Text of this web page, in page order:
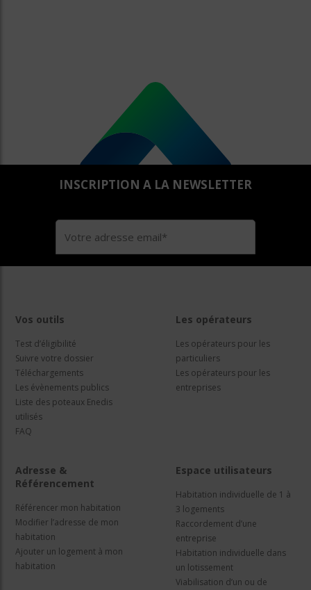
INSCRIPTION A LA NEWSLETTER
Vos outils
Test d’éligibilité
Suivre votre dossier
Téléchargements
Les évènements publics
Liste des poteaux Enedis
utilisés
FAQ
Les opérateurs
Les opérateurs pour les
particuliers
Les opérateurs pour les
entreprises
Adresse &
Référencement
Référencer mon habitation
Modifier l’adresse de mon
habitation
Ajouter un logement à mon
habitation
Espace utilisateurs
Habitation individuelle de 1 à
3 logements
Raccordement d’une
entreprise
Habitation individuelle dans
un lotissement
Viabilisation d’un ou de